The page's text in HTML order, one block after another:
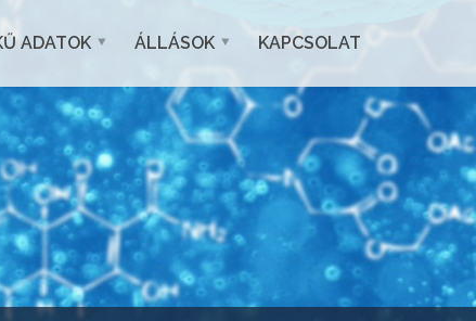
ADATOK ÁLLÁSOK KAPCSOLAT